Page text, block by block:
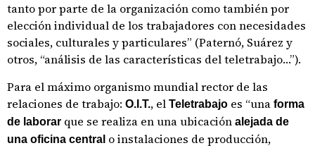
tanto por parte de la organización como también por
elección individual de los trabajadores con necesidades
sociales, culturales y particulares” (Paternó, Suárez y
otros, “análisis de las características del teletrabajo…”).
Para el máximo organismo mundial rector de las
relaciones de trabajo: O.I.T., el Teletrabajo es “una forma
de laborar que se realiza en una ubicación alejada de
una oficina central o instalaciones de producción,